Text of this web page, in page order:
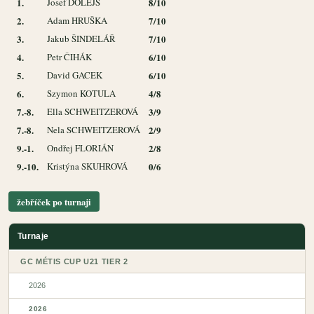
2.
Adam HRUŠKA
7/10
3.
Jakub ŠINDELÁŘ
7/10
4.
Petr ČIHÁK
6/10
5.
David GACEK
6/10
6.
Szymon KOTULA
4/8
7.-8.
Ella SCHWEITZEROVÁ
3/9
7.-8.
Nela SCHWEITZEROVÁ
2/9
9.-1.
Ondřej FLORIÁN
2/8
9.-10.
Kristýna SKUHROVÁ 0/6
žebříček po turnaji
Turnaje
GC MÉTIS CUP U21 TIER 2
2026
2026